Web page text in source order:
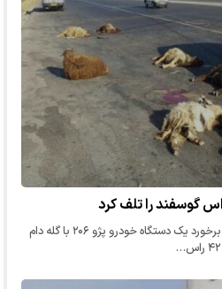
فرمانده انتظامی تایباد گفت: در اثر برخورد یک دستگاه خودرو پژو ۲۰۶ با گله دام